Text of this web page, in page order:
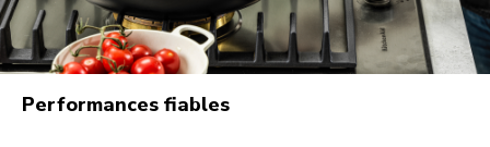
Performances fiables